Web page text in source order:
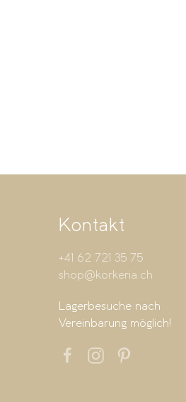
Kontakt
+41 62 721 35 75
shop@korkeria.ch
Lagerbesuche nach
Vereinbarung möglich!